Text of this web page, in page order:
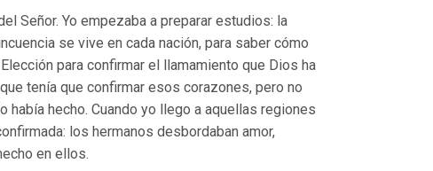
Señor. Yo empezaba a preparar estudios: la
se vive en cada nación, para saber cómo
para confirmar el llamamiento que Dios ha
tenía que confirmar esos corazones, pero no
había hecho. Cuando yo llego a aquellas regiones
los hermanos desbordaban amor,
en ellos.